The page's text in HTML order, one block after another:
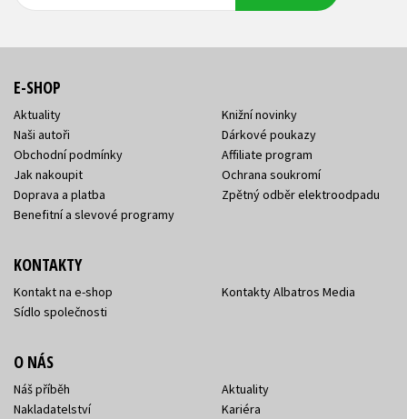
E-SHOP
Aktuality
Naši autoři
Obchodní podmínky
Jak nakoupit
Doprava a platba
Benefitní a slevové programy
Knižní novinky
Dárkové poukazy
Affiliate program
Ochrana soukromí
Zpětný odběr elektroodpadu
KONTAKTY
Kontakt na e-shop
Sídlo společnosti
Kontakty Albatros Media
O NÁS
Náš příběh
Nakladatelství
Aktuality
Kariéra